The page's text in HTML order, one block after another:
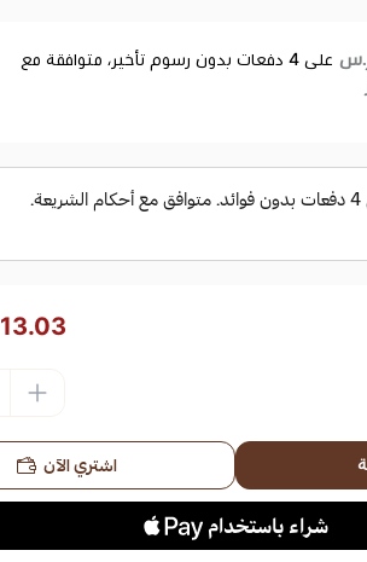
على 4 دفعات بدون رسوم تأخير، متوافقة مع
13.03
اشتري الآن